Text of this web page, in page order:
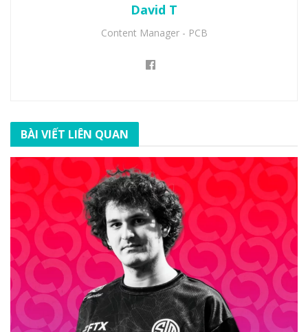
David T
Content Manager - PCB
BÀI VIẾT LIÊN QUAN